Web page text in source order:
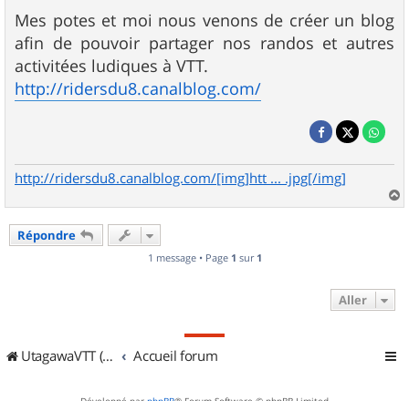
s
s
a
g
e
Mes potes et moi nous venons de créer un blog
afin de pouvoir partager nos randos et autres
activitées ludiques à VTT.
http://ridersdu8.canalblog.com/
http://ridersdu8.canalblog.com/[img]htt ... .jpg[/img]
a
Répondre
1 message • Page 1 sur 1
Aller
UtagawaVTT (Randos VTT et VTTAE avec traces GPS) Accueil forum